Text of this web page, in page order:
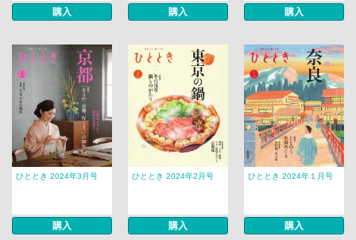
購入 購入 購入
ひととき 2024年3月号
購入
ひととき 2024年2月号
購入
ひととき 2024年１月号
購入